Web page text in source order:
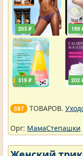
203 ₽
319 ₽
189
202
597 ТОВАРОВ.
Орг: МамаСтепашки